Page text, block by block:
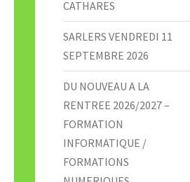
CATHARES
SARLERS VENDREDI 11
SEPTEMBRE 2026
DU NOUVEAU A LA
RENTREE 2026/2027 –
FORMATION
INFORMATIQUE /
FORMATIONS